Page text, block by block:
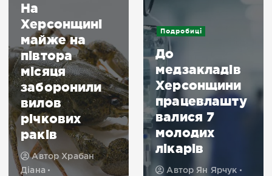
На
Херсонщині
майже на
півтора
місяця
заборонили
вилов
річкових
раків
Автор Храбан
Діана
Подробиці
До
медзакладів
Херсонщини
працевлашту
валися 7
молодих
лікарів
Автор Ян Ярчук